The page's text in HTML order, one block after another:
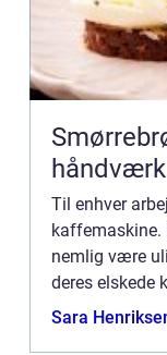
Smørrebrød
Til enhver
kaffemaskine.
nemlig være
deres elskede
at kontoret får
Sara